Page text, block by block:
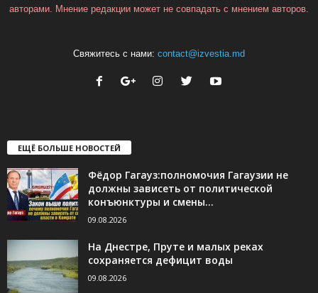
авторами. Мнение редакции может не совпадать с мнением авторов.
Свяжитесь с нами: contact@izvestia.md
ЕЩЁ БОЛЬШЕ НОВОСТЕЙ
Фёдор Гагауз:полномочия Гагаузии не
должны зависеть от политической
конъюнктуры и смены...
09.08.2026
На Днестре, Пруте и малых реках
сохраняется дефицит воды
09.08.2026